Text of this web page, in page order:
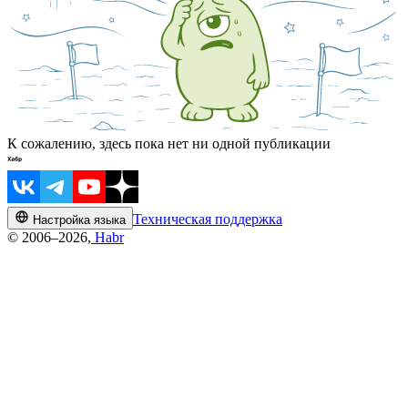
К сожалению, здесь пока нет ни одной публикации
Настройка языка Техническая поддержка
© 2006–2026, Habr